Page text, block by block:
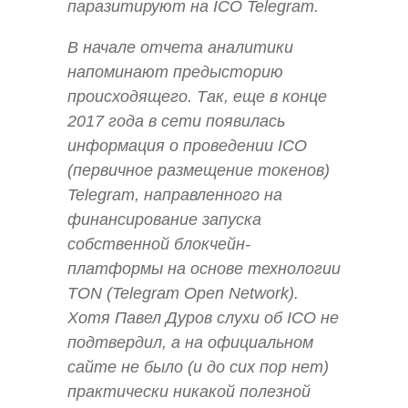
паразитируют на ICO Telegram.
В начале отчета аналитики
напоминают предысторию
происходящего. Так, еще в конце
2017 года в сети появилась
информация о проведении ICO
(первичное размещение токенов)
Telegram, направленного на
финансирование запуска
собственной блокчейн-
платформы на основе технологии
TON (Telegram Open Network).
Хотя Павел Дуров слухи об ICO не
подтвердил, а на официальном
сайте не было (и до сих пор нет)
практически никакой полезной